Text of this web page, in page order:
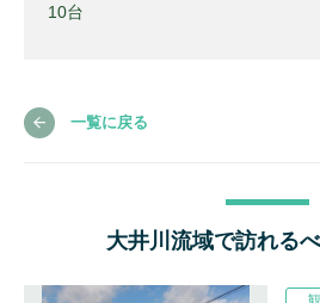
10台
一覧に戻る
大井川流域で訪れる